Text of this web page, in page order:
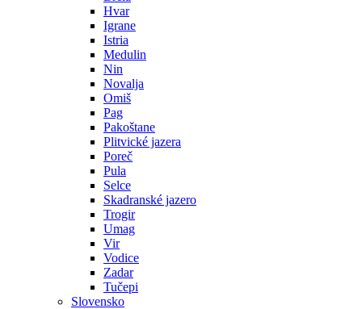
Hvar
Igrane
Istria
Medulin
Nin
Novalja
Omiš
Pag
Pakoštane
Plitvické jazera
Poreč
Pula
Selce
Skadranské jazero
Trogir
Umag
Vir
Vodice
Zadar
Tučepi
Slovensko